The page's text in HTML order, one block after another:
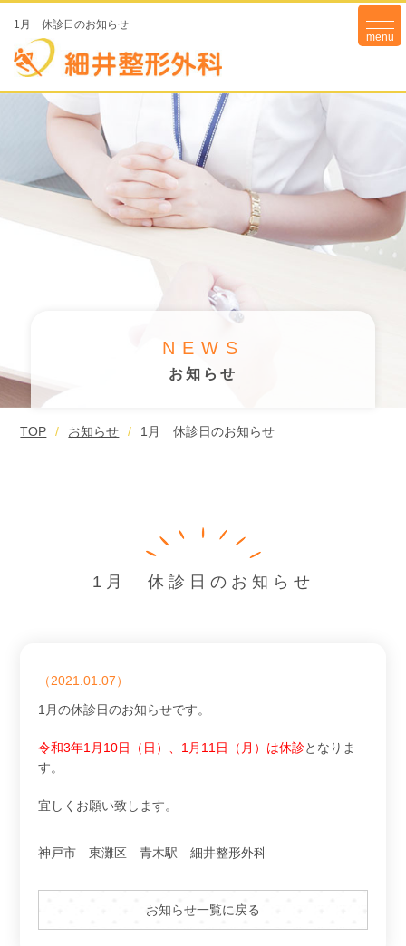
1月 休診日のお知らせ
NEWS
お知らせ
TOP お知らせ 1月 休診日のお知らせ
1月 休診日のお知らせ
（2021.01.07）
1月の休診日のお知らせです。
令和3年1月10日（日）、1月11日（月）は休診となりま
す。
宜しくお願い致します。
神戸市 東灘区 青木駅 細井整形外科
お知らせ一覧に戻る